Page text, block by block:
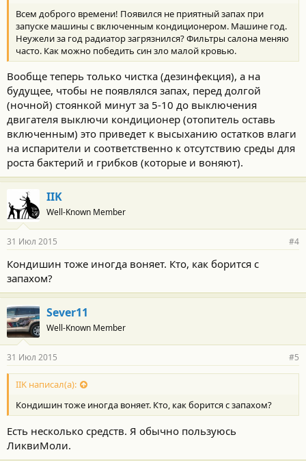
и
:
Всем доброго времени! Появился не приятный запах при
запуске машины с включенным кондиционером. Машине год.
Неужели за год радиатор загрязнился? Фильтры салона меняю
часто. Как можно победить син зло малой кровью.
Вообще теперь только чистка (дезинфекция), а на
будущее, чтобы не появлялся запах, перед долгой
(ночной) стоянкой минут за 5-10 до выключения
двигателя выключи кондиционер (отопитель оставь
включенным) это приведет к высыханию остатков влаги
на испарители и соответственно к отсутствию среды для
роста бактерий и грибков (которые и воняют).
IIK
Well-Known Member
31 Июл 2015 #4
Кондишин тоже иногда воняет. Кто, как борится с
запахом?
Sever11
Well-Known Member
31 Июл 2015 #5
IIK написал(а):
Кондишин тоже иногда воняет. Кто, как борится с запахом?
Есть несколько средств. Я обычно пользуюсь
ЛиквиМоли.